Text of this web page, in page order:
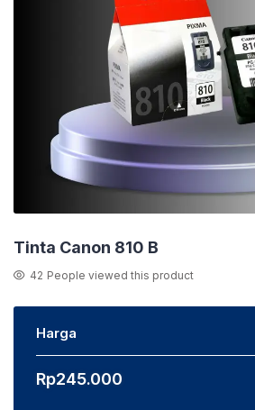
Tinta Canon 810 B
42 People viewed this product
Harga
Rp245.000